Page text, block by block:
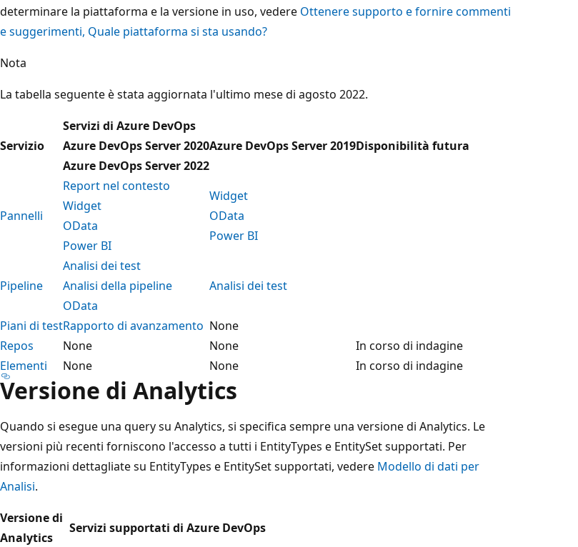
determinare la piattaforma e la versione in uso, vedere Ottenere supporto e fornire commenti
e suggerimenti, Quale piattaforma si sta usando?
Nota
La tabella seguente è stata aggiornata l'ultimo mese di agosto 2022.
Servizio
Servizi di Azure DevOps
Azure DevOps Server 2020
Azure DevOps Server 2022
Azure DevOps Server 2019Disponibilità futura
Pannelli
Report nel contesto
Widget
OData
Power BI
Widget
OData
Power BI
Pipeline
Analisi dei test
Analisi della pipeline
OData
Analisi dei test
Piani di testRapporto di avanzamento None
Repos
None None
In corso di indagine
Elementi
None None In corso di indagine
Versione di Analytics
Quando si esegue una query su Analytics, si specifica sempre una versione di Analytics. Le
versioni più recenti forniscono l'accesso a tutti i EntityTypes e EntitySet supportati. Per
informazioni dettagliate su EntityTypes e EntitySet supportati, vedere Modello di dati per
Analisi.
Versione di
Analytics
Servizi supportati di Azure DevOps